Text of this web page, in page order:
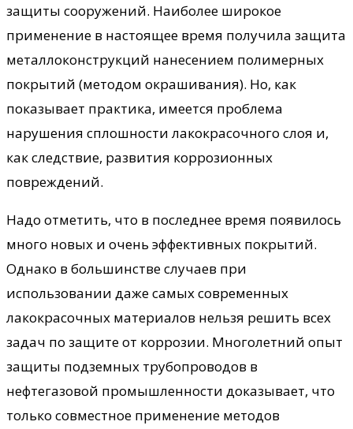
защиты сооружений. Наиболее широкое
применение в настоящее время получила защита
металлоконструкций нанесением полимерных
покрытий (методом окрашивания). Но, как
показывает практика, имеется проблема
нарушения сплошности лакокрасочного слоя и,
как следствие, развития коррозионных
повреждений.
Надо отметить, что в последнее время появилось
много новых и очень эффективных покрытий.
Однако в большинстве случаев при
использовании даже самых современных
лакокрасочных материалов нельзя решить всех
задач по защите от коррозии. Многолетний опыт
защиты подземных трубопроводов в
нефтегазовой промышленности доказывает, что
только совместное применение методов